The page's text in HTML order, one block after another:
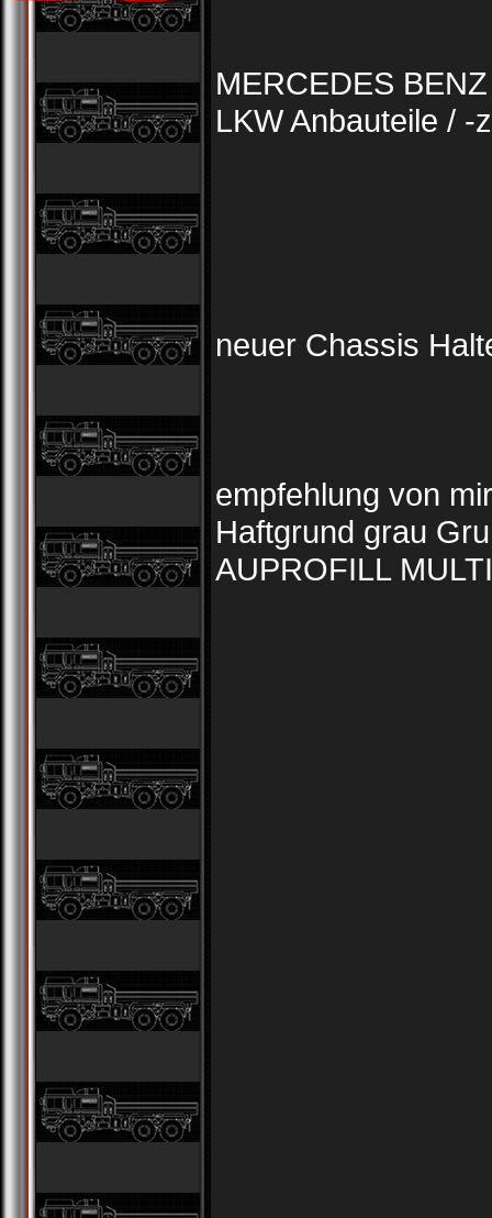
MERCEDES
LKW Anbauteile /
neuer Chassis
empfehlung von
Haftgrund grau
AUPROFILL